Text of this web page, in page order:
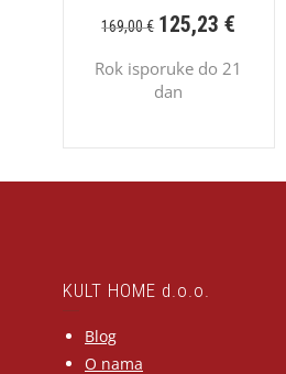
169,00€ 125,23€
Rok isporuke do 21
dan
KULT HOME d.o.o.
Blog
O nama